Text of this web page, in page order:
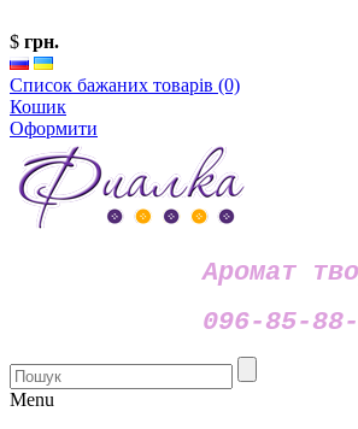
$ грн.
Список бажаних товарів (0)
Кошик
Оформити
Аромат
096-85-
Menu